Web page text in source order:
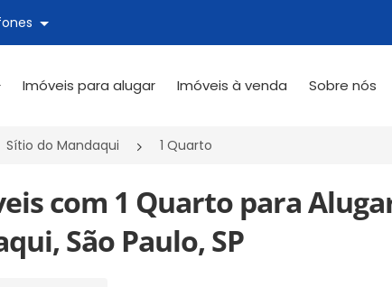
Imóveis para alugar Imóveis à venda Sobre nós
Sítio do Mandaqui 1 Quarto
com 1 Quarto para
São Paulo, SP